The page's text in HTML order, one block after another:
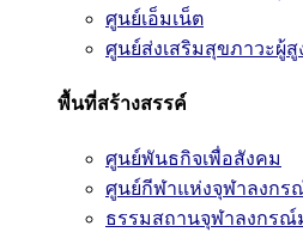
ศูนย์เอ็มเน็ต
ศูนย์ส่งเสริมสุขภาวะผู้สู
พื้นที่สร้างสรรค์
ศูนย์พันธกิจเพื่อสังคม
ศูนย์กีฬาแห่งจุฬาลงกร
ธรรมสถานจุฬาลงกรณ์